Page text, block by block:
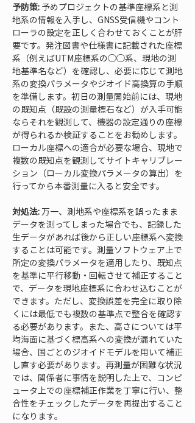
予防策: 予めプロジェクトの基準座標系と測
地系の情報を入手し、GNSS受信機やコント
ローラの設定を正しく合わせておくことが肝
要です。発注図書や仕様書に記載された座標
系（例えばUTM座標系の◯◯系、現地の測
地基準名など）を確認し、必要に応じて測地
系の変換パラメータやジオイド高換算の手順
を準備します。初日の測量開始前には、現地
の既知点（既設の測量標石など）が入手可能
ならそれを観測して、機器の設定通りの座標
が得られるか検証することをお勧めします。
ローカル座標への適合が必要な場合、現地で
複数の既知点を観測してサイトキャリブレー
ション（ローカル変換パラメータの算出）を
行ってから本番測量に入ると安全です。
対処法: 万一、測地系や座標系を誤ったまま
データを測ってしまった場合でも、記録した
生データがあれば後から正しい座標系へ変換
することは可能です。測量ソフトウェア上で
所定の変換パラメータを適用したり、既知点
を基準に平行移動・回転させて補正すること
で、データを現地座標系に合わせ込むことが
できます。ただし、変換誤差を完全に取り除
くには最低でも複数の基準点で整合を確認す
る必要があります。また、高さについては平
均海面に基づく標高系への変換が漏れていた
場合、国ごとのジオイドモデルを用いて補正
し直す必要があります。再測量が困難な状況
では、関係者に事情を説明した上で、コンピ
ュータ上での座標補正作業を丁寧に行い、整
合性をチェックしたデータを再提出すること
になります。